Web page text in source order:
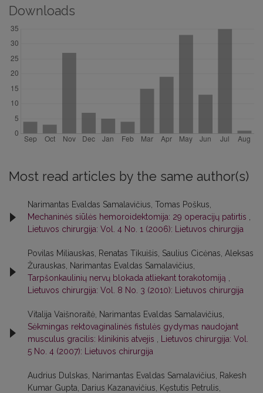
Downloads
Most read articles by the same author(s)
Narimantas Evaldas Samalavičius, Tomas Poškus,
Mechaninės siūlės hemoroidektomija: 29 operacijų patirtis
Lietuvos chirurgija: Vol. 4 No. 1 (2006): Lietuvos chirurgija
Povilas Miliauskas, Renatas Tikuišis, Saulius Cicėnas, Aleksas
Žurauskas, Narimantas Evaldas Samalavičius,
Tarpšonkaulinių nervų blokada atliekant torakotomiją
Lietuvos chirurgija: Vol. 8 No. 3 (2010): Lietuvos chirurgija
Vitalija Vaišnoraitė, Narimantas Evaldas Samalavičius,
Sėkmingas rektovaginalinės fistulės gydymas naudojant
musculus gracilis: klinikinis atvejis
Lietuvos chirurgija: Vol.
5 No. 4 (2007): Lietuvos chirurgija
Audrius Dulskas, Narimantas Evaldas Samalavičius, Rakesh
Kumar Gupta, Darius Kazanavičius, Kęstutis Petrulis,